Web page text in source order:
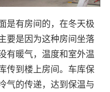
是有房间的，在冬天极
要是因为这种房间坐落
有暖气，温度和室外温
传到楼上房间。车库保
气的传递，达到保温与